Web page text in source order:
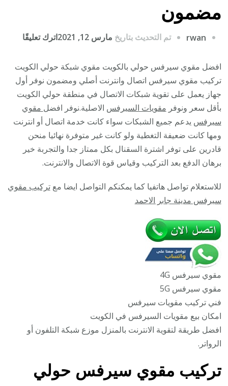
مضمون
rwan تم التحديث بتاريخ مارس 12, 2021 اترك تعليقًا
مقوي
حولي
أصلي
افضل مقوي سيرفس حولي بالكويت مقوي شبكة حولي الكويت
تركيب مقوي سيرفس اتصال وانترنت أصلي ومضمون نوفر أول
جهاز يعمل على تقوية شبكات الاتصال في منطقة حولي الكويت
بأقل سعر ونوفر مقويات السيرفس الاصلية.نوفر افضل مقوي
سيرفس يدعم جميع الشبكات سواء كانت خدمة اتصال أو انترنت
ومها كانت ضعيفة التغطية ولو كانت غير متوفرة نهائيا منحن
قادرين على توفر اشترة السقنال بكل ممتاز جدا والتجربة خير
برهان الدفع بعد التركيب وقياس قوة الاتصال والانترنت.
للاستعلام تواصل هاتفيا كما يمكنكم التواصل ايضا معتركيب مقوي
سيرفس مدينة جابر الاحمد
مقوي سيرفس 4G
مقوي سيرفس 5G
فني تركيب مقويات سيرفس
امكان بيع مقويات السيرفس في الكويت
افضل طريقة لتقوية الانترنت بالمنزل موزع شبكة التلفون أو
الرواتر.
تركيب مقوي سيرفس حولي